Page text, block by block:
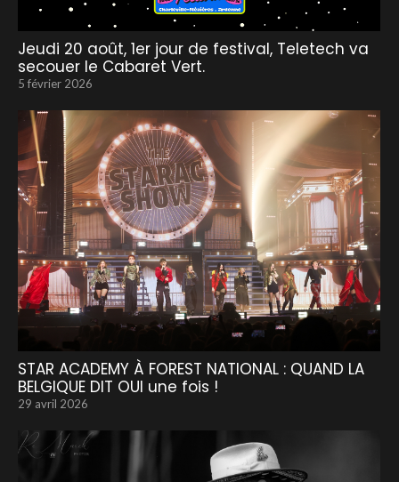
Jeudi 20 août, 1er jour de festival, Teletech va
secouer le Cabaret Vert.
5 février 2026
STAR ACADEMY À FOREST NATIONAL : QUAND LA
BELGIQUE DIT OUI une fois !
29 avril 2026